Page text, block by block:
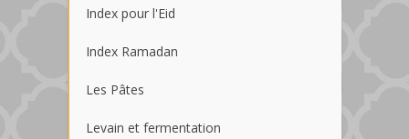
Index pour l'Eid
Index Ramadan
Les Pâtes
Levain et fermentation